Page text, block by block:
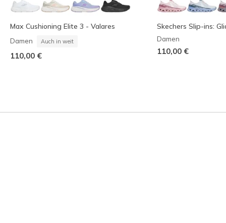
Max Cushioning Elite 3 - Valares
Damen Auch in weit
110,00 €
Skechers Slip-ins:
Damen
110,00 €